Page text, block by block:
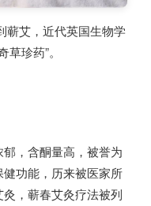
蕲艾，近代英国生物学
珍药”。
，含酮量高，被誉为
功能，历来被医家所
，蕲春艾灸疗法被列